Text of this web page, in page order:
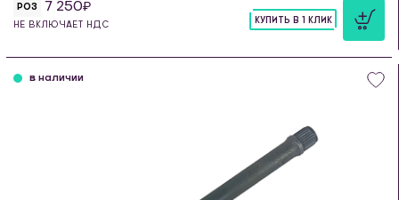
РОЗ 7 250
НЕ ВКЛЮЧАЕТ НДС
КУПИТЬ В 1 КЛИК
в наличии